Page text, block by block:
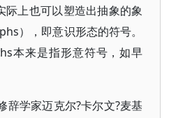
际上也可以塑造出抽象的象
），即意识形态的符号。
本来是指形意符号，如早
辞学家迈克尔?卡尔文?麦基